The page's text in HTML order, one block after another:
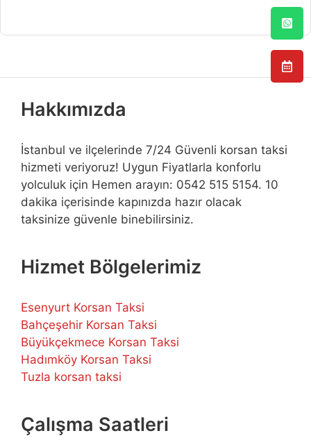
Hakkımızda
İstanbul ve ilçelerinde 7/24 Güvenli korsan taksi
hizmeti veriyoruz! Uygun Fiyatlarla konforlu
yolculuk için Hemen arayın: 0542 515 5154. 10
dakika içerisinde kapınızda hazır olacak
taksinize güvenle binebilirsiniz.
Hizmet Bölgelerimiz
Esenyurt Korsan Taksi
Bahçeşehir Korsan Taksi
Büyükçekmece Korsan Taksi
Hadımköy Korsan Taksi
Tuzla korsan taksi
Çalışma Saatleri